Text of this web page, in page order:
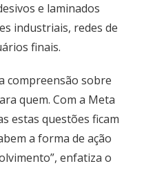
e laminados
industriais, redes de
finais.
compreensão sobre
quem. Com a Meta
estas questões ficam
a forma de ação
enfatiza o